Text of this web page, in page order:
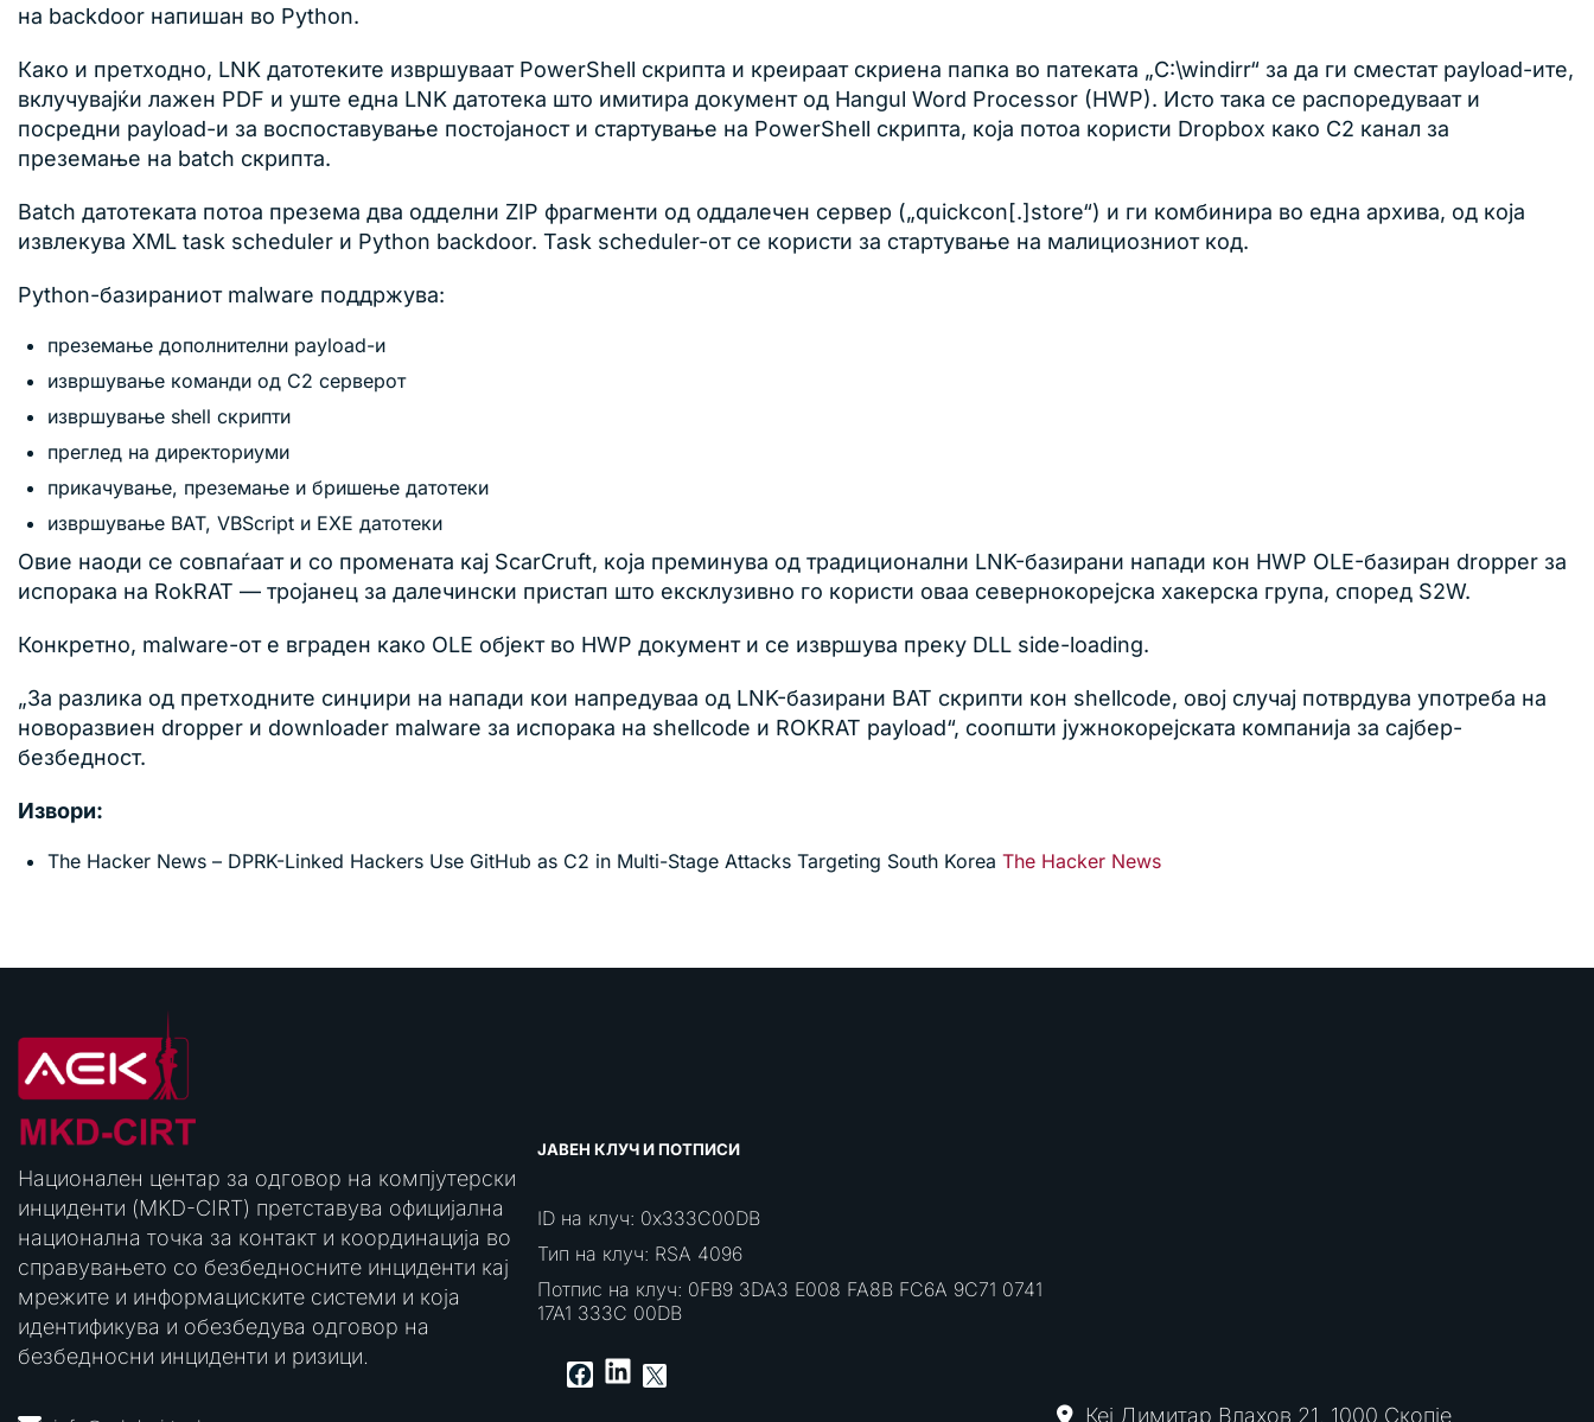
на backdoor напишан во Python.
Како и претходно, LNK датотеките извршуваат PowerShell скрипта и креираат скриена папка во патеката „C:\windirr“ за да ги сместат payload-ите,
вклучувајќи лажен PDF и уште една LNK датотека што имитира документ од Hangul Word Processor (HWP). Исто така се распоредуваат и
посредни payload-и за воспоставување постојаност и стартување на PowerShell скрипта, која потоа користи Dropbox како C2 канал за
преземање на batch скрипта.
Batch датотеката потоа презема два одделни ZIP фрагменти од оддалечен сервер („quickcon[.]store“) и ги комбинира во една архива, од која
извлекува XML task scheduler и Python backdoor. Task scheduler-от се користи за стартување на малициозниот код.
Python-базираниот malware поддржува:
преземање дополнителни payload-и
извршување команди од C2 серверот
извршување shell скрипти
преглед на директориуми
прикачување, преземање и бришење датотеки
извршување BAT, VBScript и EXE датотеки
Овие наоди се совпаѓаат и со промената кај ScarCruft, која преминува од традиционални LNK-базирани напади кон HWP OLE-базиран dropper за
испорака на RokRAT — тројанец за далечински пристап што ексклузивно го користи оваа севернокорејска хакерска група, според S2W.
Конкретно, malware-от е вграден како OLE објект во HWP документ и се извршува преку DLL side-loading.
„За разлика од претходните синџири на напади кои напредуваа од LNK-базирани BAT скрипти кон shellcode, овој случај потврдува употреба на
новоразвиен dropper и downloader malware за испорака на shellcode и ROKRAT payload“, соопшти јужнокорејската компанија за сајбер-
безбедност.
Извори:
The Hacker News – DPRK-Linked Hackers Use GitHub as C2 in Multi-Stage Attacks Targeting South Korea The Hacker News
Национален центар за одговор на компјутерски
инциденти (MKD-CIRT) претставува официјална
национална точка за контакт и координација во
справувањето со безбедносните инциденти кај
мрежите и информациските системи и која
идентификува и обезбедува одговор на
безбедносни инциденти и ризици.
ЈАВЕН КЛУЧ И ПОТПИСИ
ID на клуч: 0x333C00DB
Тип на клуч: RSA 4096
Потпис на клуч: 0FB9 3DA3 E008 FA8B FC6A 9C71 0741
17A1 333C 00DB
Facebook
LinkedIn
X
Кеј Димитар Влахов 21, 1000 Скопје